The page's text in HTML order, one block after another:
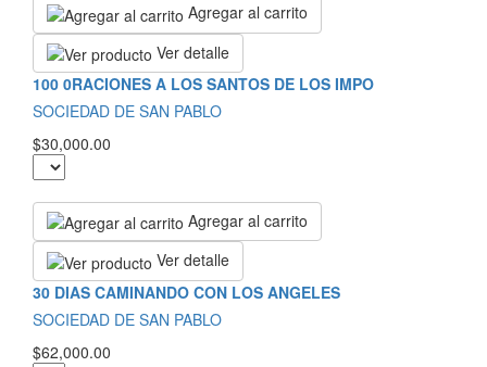
Agregar al carrito
Ver detalle
100 0RACIONES A LOS SANTOS DE LOS IMPO
SOCIEDAD DE SAN PABLO
$30,000.00
Agregar al carrito
Ver detalle
30 DIAS CAMINANDO CON LOS ANGELES
SOCIEDAD DE SAN PABLO
$62,000.00